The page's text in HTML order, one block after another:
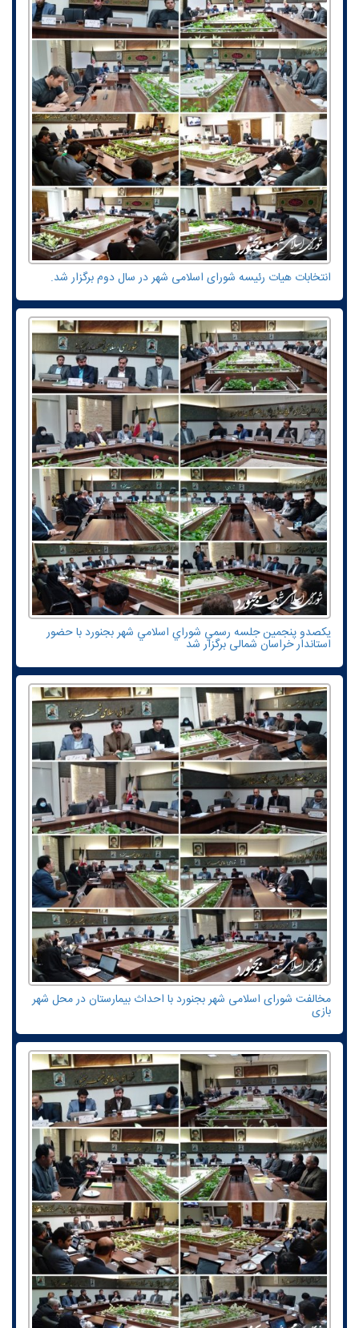
انتخابات هیات رئیسه شورای اسلامی شهر در سال دوم برگزار شد.
یکصدو پنجمين جلسه رسمي شوراي اسلامي شهر بجنورد با حضور
استاندار خراسان شمالی برگزار شد
مخالفت شورای اسلامی شهر بجنورد با احداث بیمارستان در محل شهر
بازی